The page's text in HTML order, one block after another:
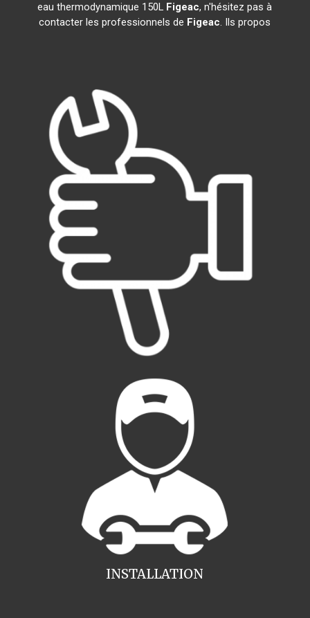
eau thermodynamique 150L Figeac, n'hésitez pas à
contacter les professionnels de Figeac. Ils propos
INSTALLATION